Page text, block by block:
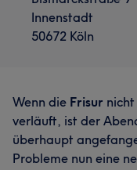
Innenstadt
50672 Köln
Wenn die Frisur
verläuft, ist der
überhaupt
Probleme nun eine